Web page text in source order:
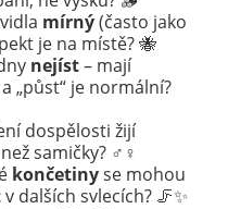
mírný(často jako
je na místě? 🐝
nejíst– mají
„půst“ je normální?
dospělosti žijí
než samičky? ♂️♀️
končetinyse mohou
v dalších svlecích? 🦵✨